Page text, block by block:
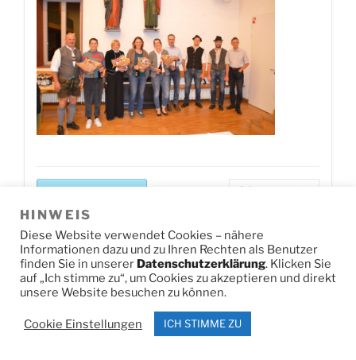
Jetzt herunterladen! 0 Downloads
DSC U14 SL2
HINWEIS
Diese Website verwendet Cookies – nähere
Informationen dazu und zu Ihren Rechten als Benutzer
finden Sie in unsererDatenschutzerklärung. Klicken Sie
auf „Ich stimme zu“, um Cookies zu akzeptieren und direkt
unsere Website besuchen zu können.
Cookie Einstellungen ICH STIMME ZU